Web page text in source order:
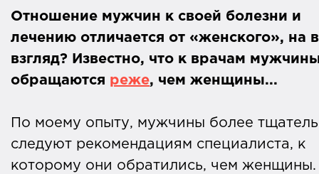
Отношение мужчин к своей болезни и
лечению отличается от «женского», на
взгляд? Известно, что к врачам
обращаются реже, чем женщины...
По моему опыту, мужчины более
следуют рекомендациям специалиста, к
которому они обратились, чем